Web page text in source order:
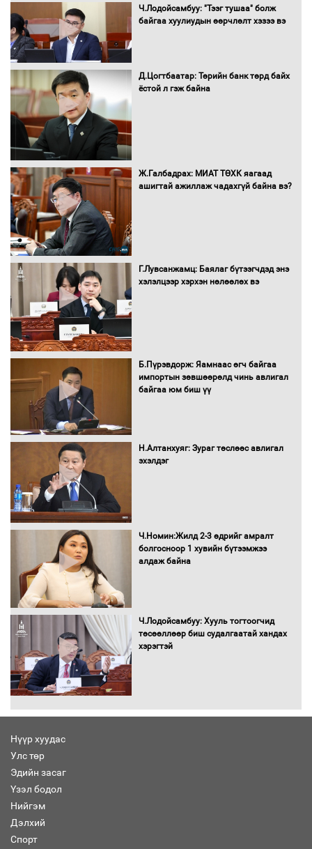
Монгол Улс “COP17”-д “Тал хээрийн
төлөвлөгөө”-гөө танилцуулна
16 төрлийн эмийг нэг эх үүсвэрээс
Бүх шатанд хэмнэлтийн горимд
шилжиж, найр наадам, зөвлөгөөн,
орчныг бүрдүүллээ
баримт
Ч.Лодойсамбуу: "Тээг тушаа" болж
байгаа хуулиудын өөрчлөлт хэзээ вэ
Д.Цогтбаатар: Төрийн банк төрд байх
ёстой л гэж байна
Ж.Галбадрах: МИАТ ТӨХК яагаад
ашигтай ажиллаж чадахгүй байна вэ?
Г.Лувсанжамц: Баялаг бүтээгчдэд энэ
хэлэлцээр хэрхэн нөлөөлөх вэ
Б.Пүрэвдорж: Яамнаас өгч байгаа
импортын зөвшөөрөлд чинь авлигал
байгаа юм биш үү
Н.Алтанхуяг: Зураг төслөөс авлигал
эхэлдэг
Ч.Номин:Жилд 2-3 өдрийг амралт
болгосноор 1 хувийн бүтээмжээ
алдаж байна
Ч.Лодойсамбуу: Хууль тогтоогчид
төсөөллөөр биш судалгаатай хандах
хэрэгтэй
Нүүр хуудас
Улс төр
Эдийн засаг
Үзэл бодол
Нийгэм
Дэлхий
Спорт